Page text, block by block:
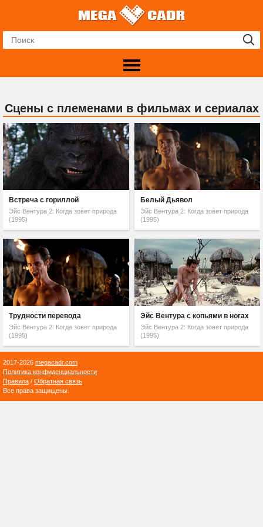
Сцены с племенами в фильмах и сериалах
Встреча с гориллой
Эйс Вентура 2: Когда зовет природа
(1995)
Белый Дьявол
Эйс Вентура 2: Когда зовет природа
(1995)
Трудности перевода
Эйс Вентура 2: Когда зовет природа
(1995)
Эйс Вентура с копьями в ногах
Эйс Вентура 2: Когда зовет природа
(1995)
2017-2026 megacadr.com
Политика конфиденциальности
Правила / Обратная связь
Все права защищены.